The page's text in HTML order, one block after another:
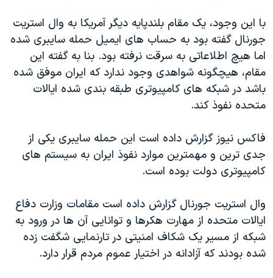
با این وجود، یک مقام بلندپایه دیگر آمریکا به وال استریت
جورنال گفته بود به حساب های ایمیل حمله سایبری شده
اما هیچ اطلاعاتی به سرقت نرفته بود. بنا به گفته این
مقام، هیچگونه شواهدی وجود ندارد که ایران موفق شده
باشد در شبکه های کامپیوتری طبقه بندی شده ایالات
متحده نفوذ کند.
فاکس نیوز گزارش داده است این حمله سایبری یکی از
جدی ترین و مهمترین موارد نفوذ ایران به سیستم های
کامپیوتری دولت بوده است.
وال استریت جورنال گزارش داده است مقامات وزارت دفاع
ایالات متحده از مهارت هکرها و توانایی آن ها در ورود به
شبکه از مسیر یک شکاف امنیتی در تارنمایی شگفت زده
شده بودند که آزادانه در اختیار عموم مردم قرار دارد.